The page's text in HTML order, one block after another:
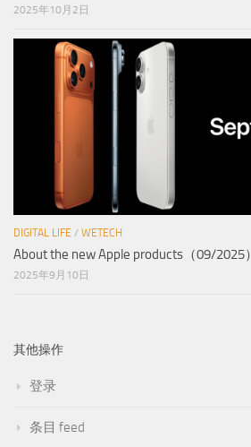
2025年10月2日
DIGITAL LIFE / WETECH
About the new Apple products（09/2025）
2025年9月10日
其他操作
登录
条目 feed